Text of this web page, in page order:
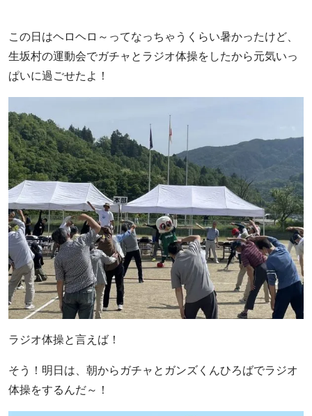
この日はヘロヘロ～ってなっちゃうくらい暑かったけど、
生坂村の運動会でガチャとラジオ体操をしたから元気いっ
ぱいに過ごせたよ！
ラジオ体操と言えば！
そう！明日は、朝からガチャとガンズくんひろばでラジオ
体操をするんだ～！